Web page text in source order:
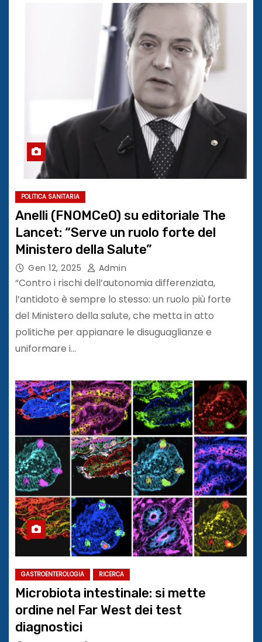
POLITICA SANITARIA
Anelli (FNOMCeO) su editoriale The
Lancet: “Serve un ruolo forte del
Ministero della Salute”
Gen 12, 2025 Admin
“Contro i rischi dell’autonomia differenziata,
l’antidoto è sempre lo stesso: un ruolo più forte
del Ministero della salute, che metta in atto
politiche per appianare le disuguaglianze e
uniformare i…
GASTROENTEROLOGIA RICERCA
Microbiota intestinale: si mette
ordine nel Far West dei test
diagnostici